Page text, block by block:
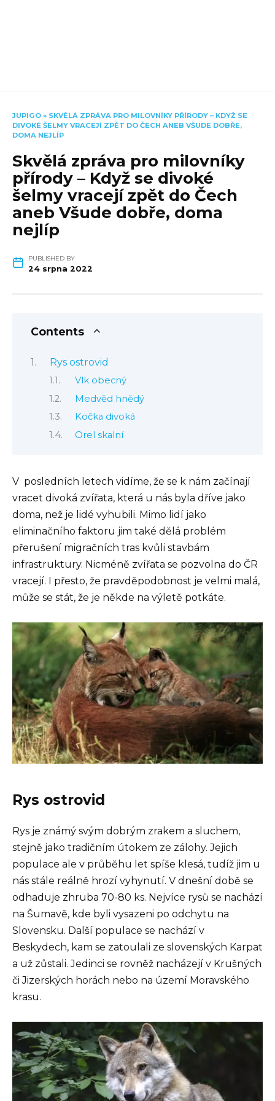
JUPIGO » SKVĚLÁ ZPRÁVA PRO MILOVNÍKY PŘÍRODY – KDYŽ SE
DIVOKÉ ŠELMY VRACEJÍ ZPĚT DO ČECH ANEB VŠUDE DOBŘE,
DOMA NEJLÍP
Skvělá zpráva pro milovníky
přírody – Když se divoké
šelmy vracejí zpět do Čech
aneb Všude dobře, doma
nejlíp
PUBLISHED BY
24 srpna 2022
Contents
Rys ostrovid
Vlk obecný
Medvěd hnědý
Kočka divoká
Orel skalní
V posledních letech vidíme, že se k nám začínají
vracet divoká zvířata, která u nás byla dříve jako
doma, než je lidé vyhubili. Mimo lidí jako
eliminačního faktoru jim také dělá problém
přerušení migračních tras kvůli stavbám
infrastruktury. Nicméně zvířata se pozvolna do ČR
vracejí. I přesto, že pravděpodobnost je velmi malá,
může se stát, že je někde na výletě potkáte.
Rys ostrovid
Rys je známý svým dobrým zrakem a sluchem,
stejně jako tradičním útokem ze zálohy. Jejich
populace ale v průběhu let spíše klesá, tudíž jim u
nás stále reálně hrozí vyhynutí. V dnešní době se
odhaduje zhruba 70-80 ks. Nejvíce rysů se nachází
na Šumavě, kde byli vysazeni po odchytu na
Slovensku. Další populace se nachází v
Beskydech, kam se zatoulali ze slovenských Karpat
a už zůstali. Jedinci se rovněž nacházejí v Krušných
či Jizerských horách nebo na území Moravského
krasu.